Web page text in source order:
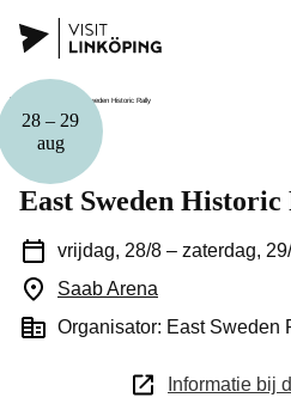
28 – 29
aug
Sport
East Sweden
vrijdag, 28/8 – zaterdag,
Saab Arena
Organisator: East Sweden
Informatie bij